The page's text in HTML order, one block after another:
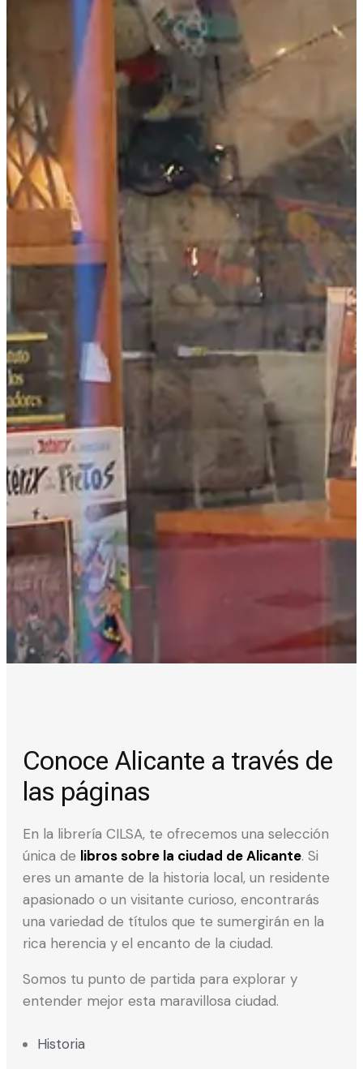
Conoce Alicante a través de
las páginas
En la librería CILSA, te ofrecemos una selección
única de libros sobre la ciudad de Alicante. Si
eres un amante de la historia local, un residente
apasionado o un visitante curioso, encontrarás
una variedad de títulos que te sumergirán en la
rica herencia y el encanto de la ciudad.
Somos tu punto de partida para explorar y
entender mejor esta maravillosa ciudad.
Historia